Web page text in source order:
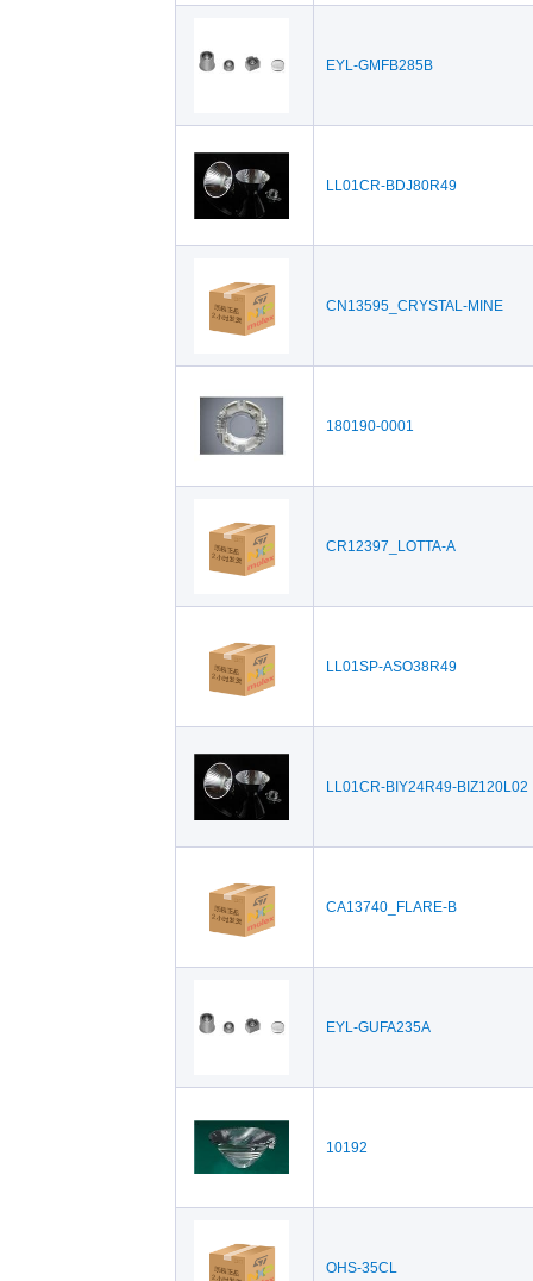
EYL-GMFB285B
LL01CR-BDJ80R49
CN13595_CRYSTAL-MINE
180190-0001
CR12397_LOTTA-A
LL01SP-ASO38R49
LL01CR-BIY24R49-BIZ120L02
CA13740_FLARE-B
EYL-GUFA235A
10192
OHS-35CL